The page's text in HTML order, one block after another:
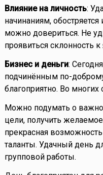
Влияние на личность:
начинаниям,
можно довериться. Не
проявиться склонность
Бизнес и деньги:
подчинённым по-
благоприятно. Во
Можно подумать о
цели, получить
прекрасная
таланты. Удачный день
групповой работы.